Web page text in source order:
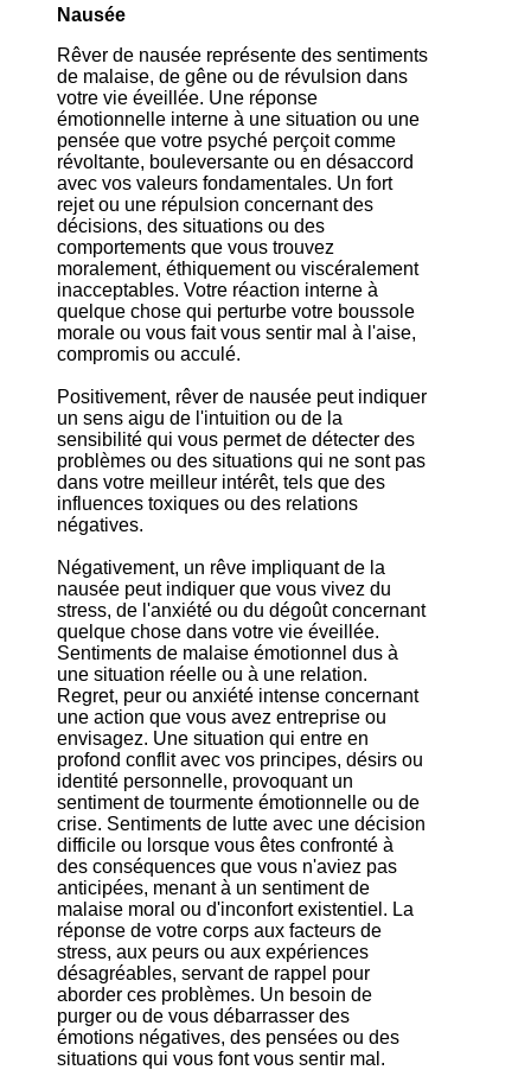
Nausée
Rêver de nausée représente des sentiments
de malaise, de gêne ou de révulsion dans
votre vie éveillée. Une réponse
émotionnelle interne à une situation ou une
pensée que votre psyché perçoit comme
révoltante, bouleversante ou en désaccord
avec vos valeurs fondamentales. Un fort
rejet ou une répulsion concernant des
décisions, des situations ou des
comportements que vous trouvez
moralement, éthiquement ou viscéralement
inacceptables. Votre réaction interne à
quelque chose qui perturbe votre boussole
morale ou vous fait vous sentir mal à l'aise,
compromis ou acculé.
Positivement, rêver de nausée peut indiquer
un sens aigu de l'intuition ou de la
sensibilité qui vous permet de détecter des
problèmes ou des situations qui ne sont pas
dans votre meilleur intérêt, tels que des
influences toxiques ou des relations
négatives.
Négativement, un rêve impliquant de la
nausée peut indiquer que vous vivez du
stress, de l'anxiété ou du dégoût concernant
quelque chose dans votre vie éveillée.
Sentiments de malaise émotionnel dus à
une situation réelle ou à une relation.
Regret, peur ou anxiété intense concernant
une action que vous avez entreprise ou
envisagez. Une situation qui entre en
profond conflit avec vos principes, désirs ou
identité personnelle, provoquant un
sentiment de tourmente émotionnelle ou de
crise. Sentiments de lutte avec une décision
difficile ou lorsque vous êtes confronté à
des conséquences que vous n'aviez pas
anticipées, menant à un sentiment de
malaise moral ou d'inconfort existentiel. La
réponse de votre corps aux facteurs de
stress, aux peurs ou aux expériences
désagréables, servant de rappel pour
aborder ces problèmes. Un besoin de
purger ou de vous débarrasser des
émotions négatives, des pensées ou des
situations qui vous font vous sentir mal.